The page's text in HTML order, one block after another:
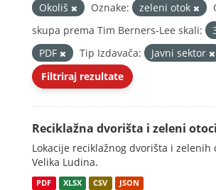
Okoliš
Oznake: zeleni otok
skupa prema Tim Berners-Lee skali:
PDF
Tip Izdavača:
Javni sektor
Filtriraj rezultate
Reciklažna dvorišta i zeleni otoci
Lokacije reciklažnog dvorišta i zelenih
Velika Ludina.
PDF XLSX CSV JSON